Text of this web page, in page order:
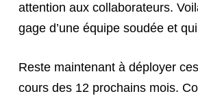
attention aux collaborateurs.
gage d’une équipe soudée et
Reste maintenant à déployer
cours des 12 prochains mois.